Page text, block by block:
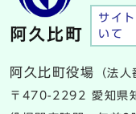
サイ
いて
阿久比町役場
（法
〒470-2292 愛知県